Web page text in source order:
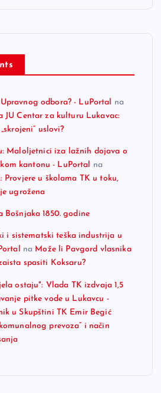
odbora? - LuPortal na
JU Centar za kulturu Lukavac:
uslovi?
Maloljetnici iza lažnih dojava o
kantonu - LuPortal na
Provjere u školama TK u toku,
ugrožena
Bošnjaka 1850. godine
i sistematski teška industrija u
na Može li Pavgord vlasnika
spasiti Koksaru?
ostaju": Vlada TK izdvaja 1,5
pitke vode u Lukavcu -
u Skupštini TK Emir Begić
prevoza“ i način